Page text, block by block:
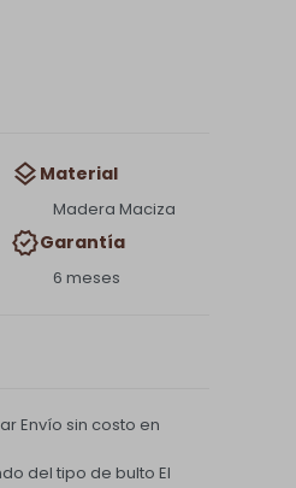
Material
Madera Maciza
Garantía
6 meses
Envío sin costo en
del tipo de bulto El